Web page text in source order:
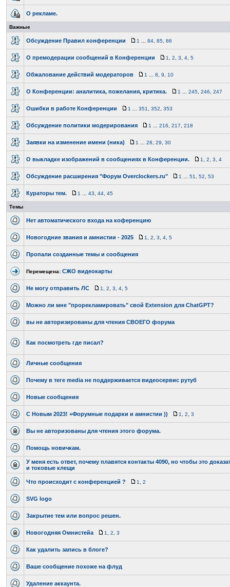
О рекламе.
Важные
Обсуждение Правил конференции 1 84 85 86
О премодерации сообщений в Конференции 1 2 3 4 5
Обжалование действий модераторов 1 8 9 10
О Конференции: аналитика, пожелания, критика. 1 245 246 247
Ошибки в работе Конференции 1 351 352 353
Обсуждение политики модерирования 1 216 217 218
Заявки на изменение имени (ника) 1 28 29 30
О выкладке изображений в сообщениях в Конференции. 1 2 3 4
Обсуждение расширения "Форум Overclockers.ru" 1 51 52 53
Кураторы тем. 1 43 44 45
Темы
Нет автоматического входа на коференцию
Новогодние звания и амнистии - 2025 1 2 3 4 5
Пропали созданные темы и сообщения
Перемещена: СЖО видеокарты
Не могу отправить ЛС 1 2 3 4 5
Можно ли мне "прорекламировать" свой Extension для ChatGPT?
вы не авторизированы для чтения СВОЕГО форума
Как посмотреть где писал?
Личные сообщения
Почему в теге media не поддерживается видеосервис рутуб
Новые сообщения
С Новым 2023! +Форумные подарки и амнистии )) 1 2 3
Вы не авторизованы для чтения этого форума.
Помощь новичкам.
У меня есть ответ, почему плавятся контакты 4090, но чтобы это
и токовые клещи
Что происходит с конференцией ? 1 2
SVG logo
Закрытие тем или вопрос решен.
Новогодняя Омнистейа 1 2 3
Как удалить запись в блоге?
Ваше сообщение похоже на флуд
Удаление аккаунта.